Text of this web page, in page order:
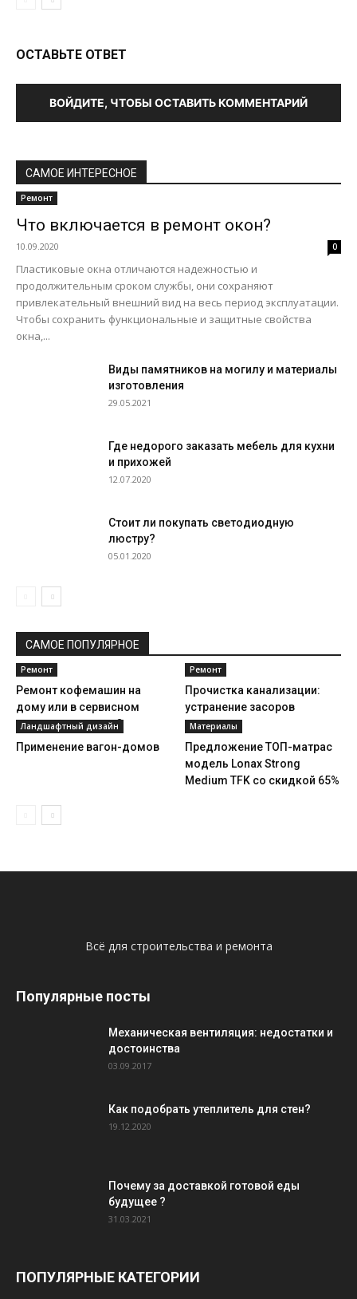
ОСТАВЬТЕ ОТВЕТ
ВОЙДИТЕ, ЧТОБЫ ОСТАВИТЬ КОММЕНТАРИЙ
САМОЕ ИНТЕРЕСНОЕ
Ремонт
Что включается в ремонт окон?
10.09.2020 0
Пластиковые окна отличаются надежностью и
продолжительным сроком службы, они сохраняют
привлекательный внешний вид на весь период эксплуатации.
Чтобы сохранить функциональные и защитные свойства
окна,...
Виды памятников на могилу и материалы
изготовления
29.05.2021
Где недорого заказать мебель для кухни
и прихожей
12.07.2020
Стоит ли покупать светодиодную
люстру?
05.01.2020
САМОЕ ПОПУЛЯРНОЕ
Ремонт
Ремонт кофемашин на
дому или в сервисном
центре: что лучше?
Ремонт
Прочистка канализации:
устранение засоров
Ландшафтный дизайн
Применение вагон-домов
Материалы
Предложение ТОП-матрас
модель Lonax Strong
Medium TFK со скидкой 65%
Всё для строительства и ремонта
Популярные посты
Механическая вентиляция: недостатки и
достоинства
03.09.2017
Как подобрать утеплитель для стен?
19.12.2020
Почему за доставкой готовой еды
будущее ?
31.03.2021
ПОПУЛЯРНЫЕ КАТЕГОРИИ